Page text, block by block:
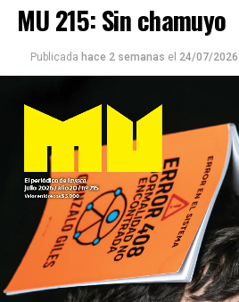
MU 215: Sin chamuyo
Publicada hace 2 semanas el 24/07/2026